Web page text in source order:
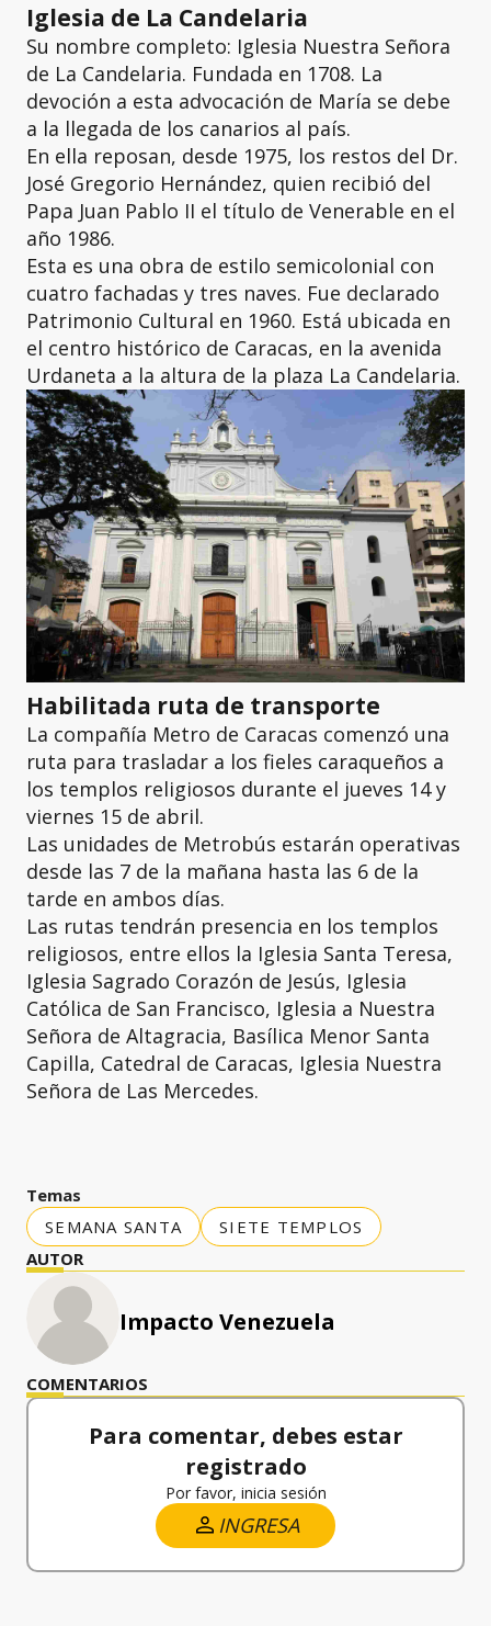
Iglesia de La Candelaria
Su nombre completo: Iglesia Nuestra Señora
de La Candelaria. Fundada en 1708. La
devoción a esta advocación de María se debe
a la llegada de los canarios al país.
En ella reposan, desde 1975, los restos del Dr.
José Gregorio Hernández, quien recibió del
Papa Juan Pablo II el título de Venerable en el
año 1986.
Esta es una obra de estilo semicolonial con
cuatro fachadas y tres naves. Fue declarado
Patrimonio Cultural en 1960. Está ubicada en
el centro histórico de Caracas, en la avenida
Urdaneta a la altura de la plaza La Candelaria.
Habilitada ruta de transporte
La compañía Metro de Caracas comenzó una
ruta para trasladar a los fieles caraqueños a
los templos religiosos durante el jueves 14 y
viernes 15 de abril.
Las unidades de Metrobús estarán operativas
desde las 7 de la mañana hasta las 6 de la
tarde en ambos días.
Las rutas tendrán presencia en los templos
religiosos, entre ellos la Iglesia Santa Teresa,
Iglesia Sagrado Corazón de Jesús, Iglesia
Católica de San Francisco, Iglesia a Nuestra
Señora de Altagracia, Basílica Menor Santa
Capilla, Catedral de Caracas, Iglesia Nuestra
Señora de Las Mercedes.
Temas
SEMANA SANTA
SIETE TEMPLOS
AUTOR
Impacto Venezuela
COMENTARIOS
Para comentar, debes estar
registrado
Por favor, inicia sesión
INGRESA